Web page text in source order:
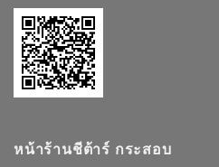
หน้าร้านชีต้าร์ กระสอบ